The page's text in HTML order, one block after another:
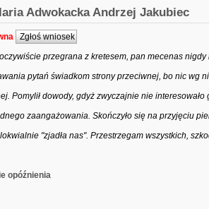
Adwokacka Andrzej Jakubiec
Zgłoś wniosek
przegrana z kretesem, pan mecenas
pytań świadkom strony przeciwnej, bo nic wg
Pomylił dowody, gdyż zwyczajnie nie
zaangażowania. Skończyło się na przyjęciu
"zjadła nas". Przestrzegam wszystkich,
opóźnienia